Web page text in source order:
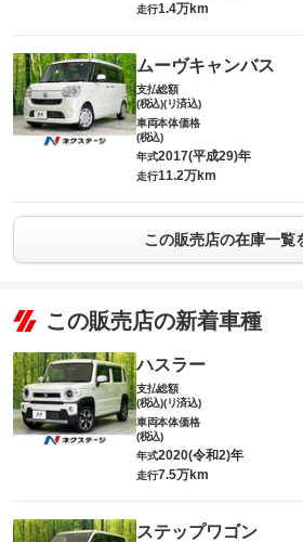
走行1.4万km
ムーヴキャンバス
支払総額
(税込)(リ済込)
車両本体価格
(税込)
年式2017(平成29)年
走行11.2万km
この販売店の在庫一覧
この販売店の新着車種
ハスラー
支払総額
(税込)(リ済込)
車両本体価格
(税込)
年式2020(令和2)年
走行7.5万km
ステップワゴン